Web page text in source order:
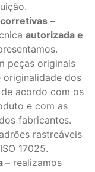
–
autorizada e
peças originais
originalidade dos
acordo com os
e com as
fabricantes.
rastreáveis
17025.
– realizamos